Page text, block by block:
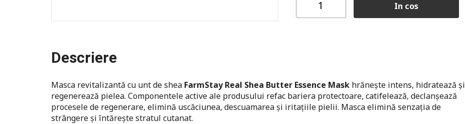
In cos
Descriere
Masca revitalizantă cu unt de shea FarmStay Real Shea Butter Essence Mask hrănește intens, hidratează și
regenerează pielea. Componentele active ale produsului refac bariera protectoare, catifelează, declanșează
procesele de regenerare, elimină uscăciunea, descuamarea și iritațiile pielii. Masca elimină senzația de
strângere și întărește stratul cutanat.